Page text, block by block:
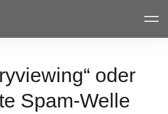
oder
Spam-Welle